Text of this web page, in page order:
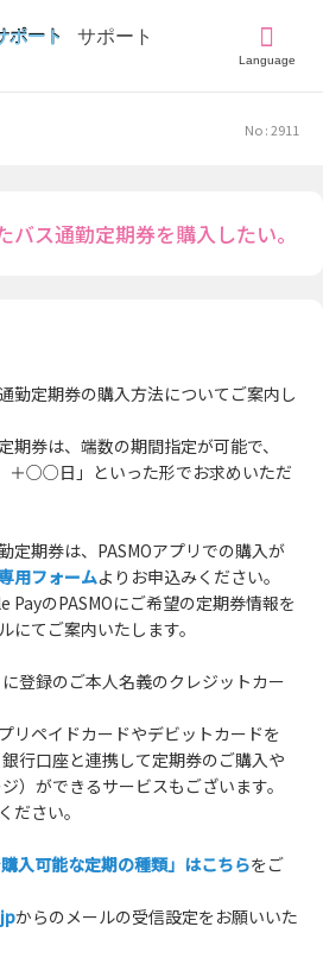
Language
No : 2911
バス通勤定期券を購入したい。
勤定期券の購入方法についてご案内し
期券は、端数の期間指定が可能で、
＋○○日」といった形でお求めいただ
定期券は、PASMOアプリでの購入が
用フォームよりお申込みください。
PayのPASMOにご希望の定期券情報を
にてご案内いたします。
登録のご本人名義のクレジットカー
リペイドカードやデビットカードを
行口座と連携して定期券のご購入や
）ができるサービスもございます。
ださい。
入可能な定期の種類」はこちらをご
からのメールの受信設定をお願いいた